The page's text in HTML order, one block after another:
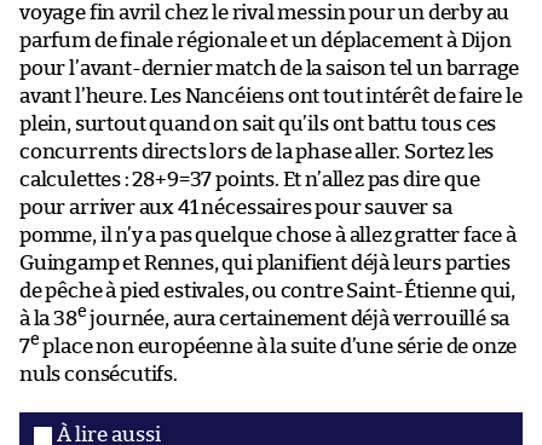
voyage fin avril chez le rival messin pour un derby au
parfum de finale régionale et un déplacement à Dijon
pour l’avant-dernier match de la saison tel un barrage
avant l’heure. Les Nancéiens ont tout intérêt de faire le
plein, surtout quand on sait qu’ils ont battu tous ces
concurrents directs lors de la phase aller. Sortez les
calculettes : 28+9=37 points. Et n’allez pas dire que
pour arriver aux 41 nécessaires pour sauver sa
pomme, il n’y a pas quelque chose à allez gratter face à
Guingamp et Rennes, qui planifient déjà leurs parties
de pêche à pied estivales, ou contre Saint-Étienne qui,
à la 38e journée, aura certainement déjà verrouillé sa
7e place non européenne à la suite d’une série de onze
nuls consécutifs.